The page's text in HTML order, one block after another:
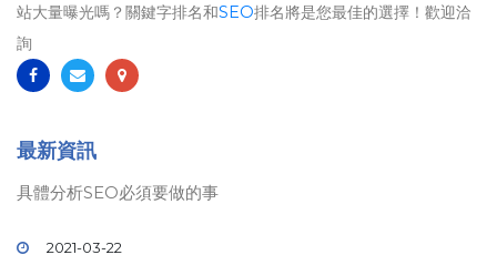
站大量曝光嗎？關鍵字排名和SEO排名將是您最佳的選擇！歡迎洽
詢
最新資訊
具體分析SEO必須要做的事
2021-03-22